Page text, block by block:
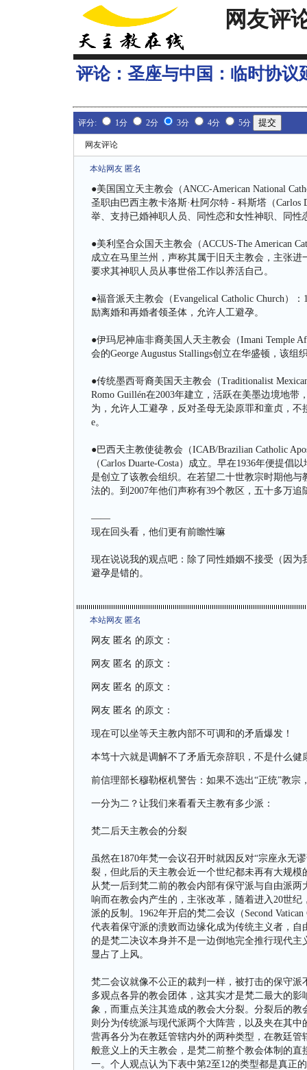
网友评
评论： 圣座与中国：临时协议
评分: 1分 2分 3分 4分 5分
网友评论
本站网友 匿名
●美国国立天主教会（ANCC-American National
圣职由巴西主教卡洛斯·杜阿尔特 - 科斯塔（
举、支持已婚神职人员、同性恋和女性神职、同
●美利坚合众国天主教会（ACCUS-The American
成立在马里兰州，声称其属于旧天主教会，主张
要求其神职人员从事世俗工作以养活自己。
●福音派天主教会（Evangelical Catholic Church）
励离婚和再婚者领圣体，允许人工避孕。
●伊玛尼神庙非裔美国人天主教会（Imani Temple
会的George Augustus Stallings创立在华盛顿，该
●传统墨西哥裔美国天主教会（Traditionalist
Romo Guillén在2003年建立，活跃在美墨边境地
为，允许人工避孕，反对圣母无染原罪和童贞，不
e。
●巴西天主教使徒教会（ICAB/Brazilian Catholic
（Carlos Duarte-Costa）成立。早在1936年便提
是创立了该教会组织。在若望二十世教宗时期他
法的。到2007年他们声称有39个教区，五十多万追
——
现在回头看，他们更有前瞻性嘛
现在说说我的观点吧：除了同性婚姻不接受（因
避孕是错的。
本站网友 匿名
网友 匿名 的原文：
网友 匿名 的原文：
网友 匿名 的原文：
网友 匿名 的原文：
现在可以坐等天主教内部不可调和的矛盾爆发！
本笃十六就是调解不了矛盾无奈辞职，不是什么
前信理部长穆勒枢机警告：如果不选出“正统”教宗
一分为二？让我们来看看天主教有多少派：
梵二后天主教会的分裂
虽然在1870年梵一会议召开时就因反对“宗座永无
裂，但此后的天主教会近一个世纪都未再有大规
从梵一后到梵二前的教会内部有保守派与自由派
响而在教会内产生的，主张改革，随着进入20世
派的反制。1962年开启的梵二会议（Second
代表着保守派的溃败而边缘化成为传统主义者，
的是梵二决议本身并不是一边倒地完全推行现代
显占了上风。
梵二会议就像不公正的裁判一样，被打击的保守
多观点各异的教会团体，这其实才是梵二最大的
象，而重点关注其造成的教会大分裂。分裂后的
则分为传统派与现代派两个大阵营，以及夹在其
营再各分为在教廷管辖内外的两种类型，在教廷
般意义上的天主教会，是梵二前整个教会体制的
一。个人观点认为下表中第2至12的类型都是真正